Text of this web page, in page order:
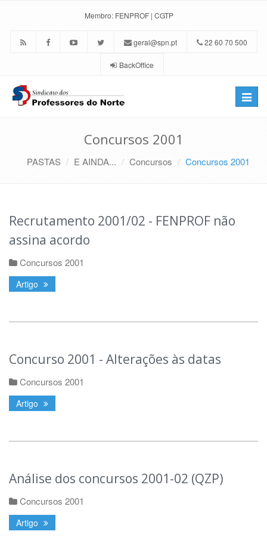
Membro: FENPROF | CGTP
geral@spn.pt 22 60 70 500
BackOffice
Toggle
Concursos 2001
PASTAS E AINDA... Concursos Concursos 2001
Recrutamento 2001/02 - FENPROF não
assina acordo
Concursos 2001
Artigo
Concurso 2001 - Alterações às datas
Concursos 2001
Artigo
Análise dos concursos 2001-02 (QZP)
Concursos 2001
Artigo